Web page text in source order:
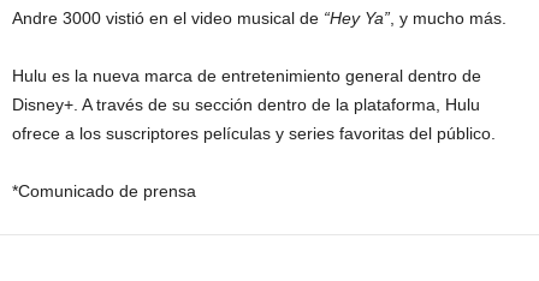
Andre 3000 vistió en el video musical de “Hey Ya” , y mucho más.
Hulu es la nueva marca de entretenimiento general dentro de
Disney+. A través de su sección dentro de la plataforma, Hulu
ofrece a los suscriptores películas y series favoritas del público.
*Comunicado de prensa